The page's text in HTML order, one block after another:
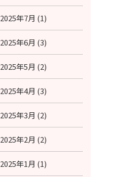
2025年7月 (1)
2025年6月 (3)
2025年5月 (2)
2025年4月 (3)
2025年3月 (2)
2025年2月 (2)
2025年1月 (1)